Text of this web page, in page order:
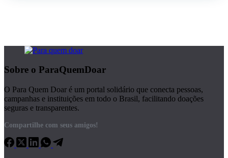
Sobre o ParaQuemDoar
O Para Quem Doar é um portal solidário que conecta pessoas,
campanhas e instituições em todo o Brasil, facilitando doações
seguras e transparentes.
Compartilhe com seus amigos!